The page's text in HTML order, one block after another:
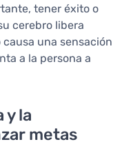
tener éxito o
cerebro libera
una sensación
a la persona a
y la
metas